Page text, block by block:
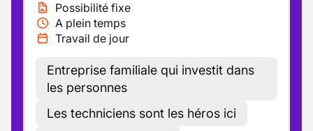
Possibilité fixe
A plein temps
Travail de jour
Entreprise familiale qui investit dans
les personnes
Les techniciens sont les héros ici